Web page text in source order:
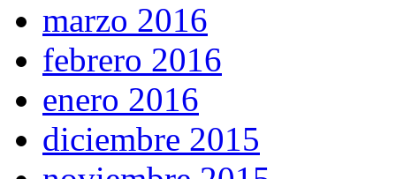
marzo 2016
febrero 2016
enero 2016
diciembre 2015